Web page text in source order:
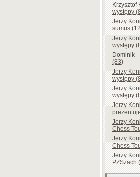
Krzysztof
występy
Jerzy
sumus
Jerzy
występy
Dominik-
(83)
Jerzy
występy
Jerzy
występy
Jerzy
Jerzy
Chess
Jerzy
Chess
Jerzy
PZSzach